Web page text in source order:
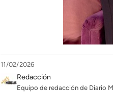
11/02/2026
Redacción
Equipo de redacción de Diario